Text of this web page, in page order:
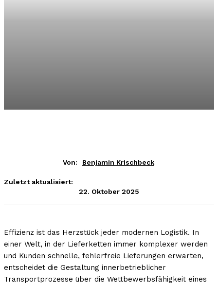
Von: Benjamin Krischbeck
Zuletzt aktualisiert:
22. Oktober 2025
Effizienz ist das Herzstück jeder modernen Logistik. In
einer Welt, in der Lieferketten immer komplexer werden
und Kunden schnelle, fehlerfreie Lieferungen erwarten,
entscheidet die Gestaltung innerbetrieblicher
Transportprozesse über die Wettbewerbsfähigkeit eines